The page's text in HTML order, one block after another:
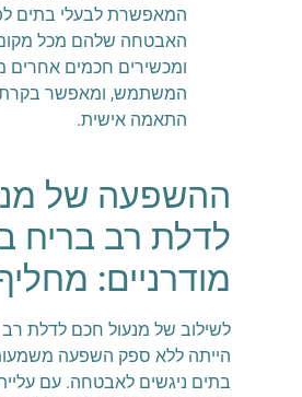
המאפשרת לבעלי בתים
האבטחה שלהם מכל מקום.
ומכשירים חכמים אחרים
המשתמש, ומאפשר בקרת
התאמה אישית.
ההשפעה של
לדלת רב בריח
מודרניים:
לשילוב של מנעול חכם לדלת רב
הייתה ללא ספק השפעה
בתים ניגשים לאבטחה. עם